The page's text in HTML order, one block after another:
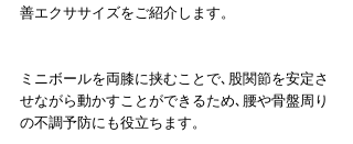
善エクササイズをご紹介します。
ミニボールを両膝に挟むことで､股関節を安定さ
せながら動かすことができるため､腰や骨盤周り
の不調予防にも役立ちます。